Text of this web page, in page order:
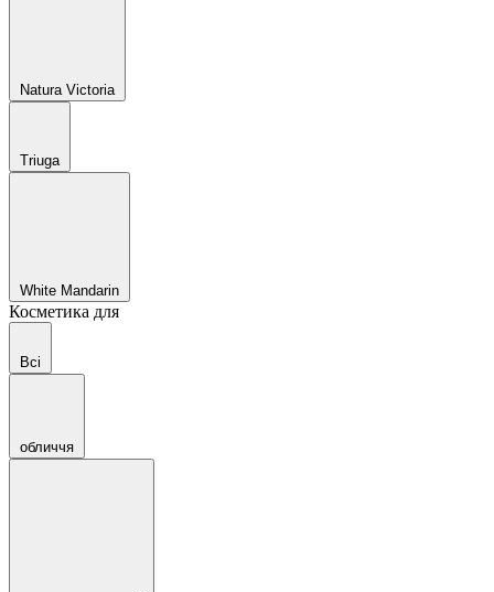
Natura Victoria
Triuga
White Mandarin
Косметика для
Всі
обличчя